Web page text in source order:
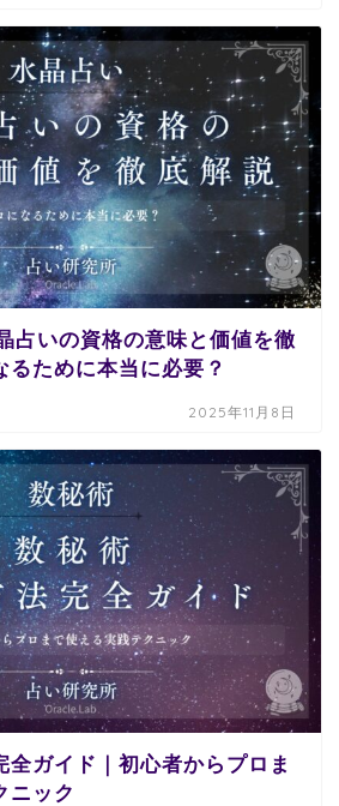
占いの資格の意味と価値を徹
るために本当に必要？
2025年11月8日
全ガイド｜初心者からプロま
ニック